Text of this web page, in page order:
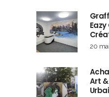
20
Art &